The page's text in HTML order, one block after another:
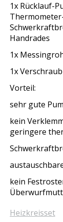
1x Rücklauf-
Handrades
1x
1x
Vorteil:
sehr gute
kein
geringere
kein
Heizkreisset